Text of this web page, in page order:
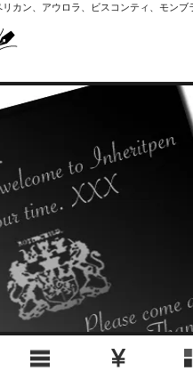
カン、アウロラ、ビスコンティ、モン